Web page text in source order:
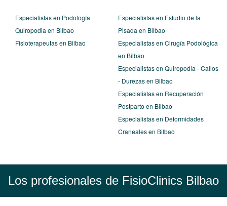
Especialistas en Podología
Quiropodia en Bilbao
Fisioterapeutas en Bilbao
Especialistas en Estudio de la
Pisada en Bilbao
Especialistas en Cirugía Podológica
en Bilbao
Especialistas en Quiropodia - Callos
- Durezas en Bilbao
Especialistas en Recuperación
Postparto en Bilbao
Especialistas en Deformidades
Craneales en Bilbao
Los profesionales de FisioClinics Bilbao